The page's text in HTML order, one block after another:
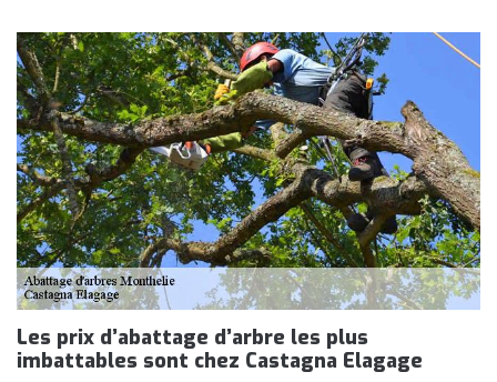
Les prix d’abattage d’arbre les plus
imbattables sont chez Castagna Elagage